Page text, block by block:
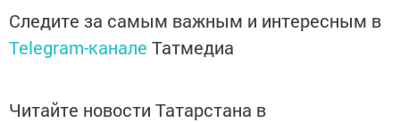
Следите за самым важным и интересным в
Telegram-канале Татмедиа
Читайте новости Татарстана в